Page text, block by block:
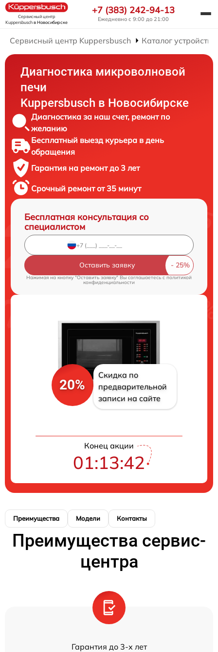
Сервисный центр
Kuppersbuschв Новосибирске
+7 (383) 242-94-13
Ежедневно с 9:00 до 21:00
Сервисный центр Kuppersbusch Каталог устройств
Диагностика микроволновой
печи
Kuppersbusch в Новосибирске
Диагностика за наш счет, ремонт по
желанию
Бесплатный выезд курьера в день
обращения
Гарантия на ремонт до 3 лет
Срочный ремонт от 35 минут
Бесплатная консультация со
специалистом
Оставить заявку
Нажимая на кнопку "Оставить заявку" Вы соглашаетесь c политикой
конфиденциальности
20%
Скидка по
предварительной
записи на сайте
Конец акции
01:13:42
Преимущества Модели Контакты
Преимущества сервис-
центра
Гарантия до 3-х лет